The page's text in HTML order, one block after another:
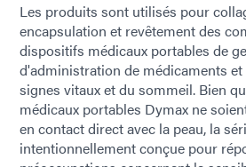
Les produits sont utilisés pour
encapsulation et revêtement des
dispositifs médicaux portables de
d'administration de médicaments
signes vitaux et du sommeil. Bien
médicaux portables Dymax ne
en contact direct avec la peau, la
intentionnellement conçue pour